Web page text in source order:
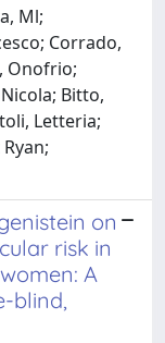
Ml;
Corrado,
Onofrio;
Bitto,
Letteria;
on
risk in
A
blind,